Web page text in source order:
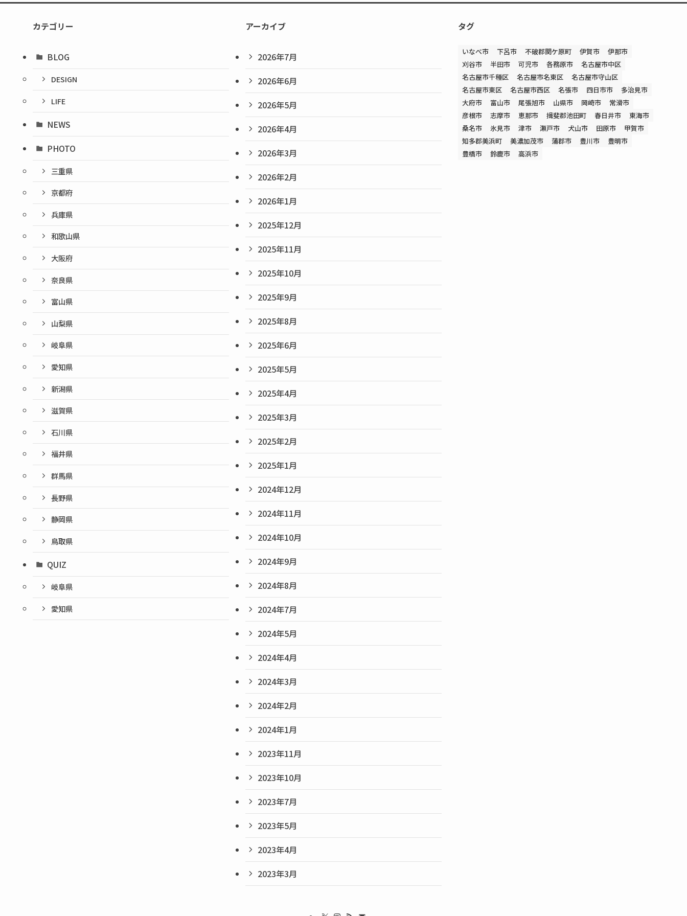
カテゴリー
BLOG
DESIGN
LIFE
NEWS
PHOTO
三重県
京都府
兵庫県
和歌山県
大阪府
奈良県
富山県
山梨県
岐阜県
愛知県
新潟県
滋賀県
石川県
福井県
群馬県
長野県
静岡県
鳥取県
QUIZ
岐阜県
愛知県
アーカイブ
2026年7月
2026年6月
2026年5月
2026年4月
2026年3月
2026年2月
2026年1月
2025年12月
2025年11月
2025年10月
2025年9月
2025年8月
2025年6月
2025年5月
2025年4月
2025年3月
2025年2月
2025年1月
2024年12月
2024年11月
2024年10月
2024年9月
2024年8月
2024年7月
2024年5月
2024年4月
2024年3月
2024年2月
2024年1月
2023年11月
2023年10月
2023年7月
2023年5月
2023年4月
2023年3月
タグ
いなべ市 下呂市 不破郡関ケ原町 伊賀市
伊那市
刈谷市
半田市 可児市 各務原市
名古屋市中区
名古屋市千種区
名古屋市名東区
名古屋市守山区
名古屋市東区
名古屋市西区 名張市 四日市市
多治見市
大府市
富山市 尾張旭市 山県市 岡崎市
常滑市
彦根市
志摩市 恵那市 揖斐郡池田町 春日井市
東海市
桑名市
氷見市 津市 瀬戸市 犬山市 田原市
甲賀市
知多郡美浜町
美濃加茂市 蒲郡市 豊川市
豊明市
豊橋市
鈴鹿市 高浜市